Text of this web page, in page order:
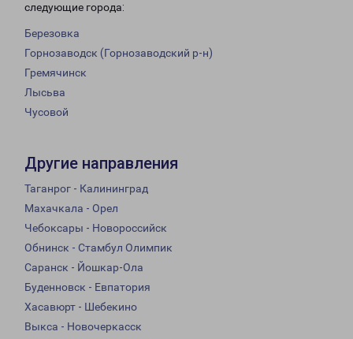
следующие города:
Березовка
Горнозаводск (Горнозаводский р-н)
Гремячинск
Лысьва
Чусовой
Другие направления
Таганрог - Калининград
Махачкала - Орел
Чебоксары - Новороссийск
Обнинск - Стамбул Олимпик
Саранск - Йошкар-Ола
Буденновск - Евпатория
Хасавюрт - Шебекино
Выкса - Новочеркасск